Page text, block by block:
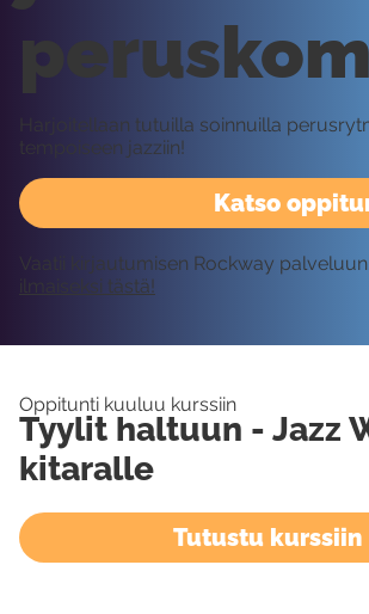
Katso
Harjoitellaan tutuilla soinnuilla
tempoiseen jazziin!
Vaatii kirjautumisen Rockway palveluun.
ilmaiseksi tästä!
Oppitunti kuuluu kurssiin
Tyylit haltuun - Jazz
kitaralle
Tutustu kurssiin